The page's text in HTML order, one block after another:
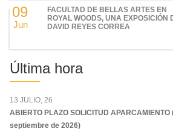
09
Jun
FACULTAD DE BELLAS ARTES EN
ROYAL WOODS, UNA EXPOSICIÓN
DAVID REYES CORREA
Última hora
13 JULIO, 26
ABIERTO PLAZO SOLICITUD
septiembre de 2026)